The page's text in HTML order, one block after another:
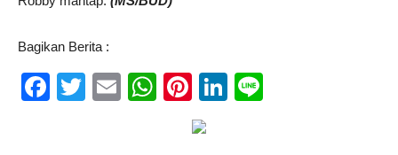
Bagikan Berita :
Facebook
Twitter
EmailWhatsApp
Pinterest
LinkedIn